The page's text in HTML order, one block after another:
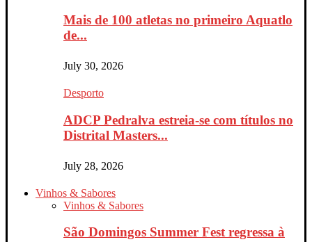
Mais de 100 atletas no primeiro Aquatlo
de...
July 30, 2026
Desporto
ADCP Pedralva estreia-se com títulos no
Distrital Masters...
July 28, 2026
Vinhos & Sabores
Vinhos & Sabores
São Domingos Summer Fest regressa à